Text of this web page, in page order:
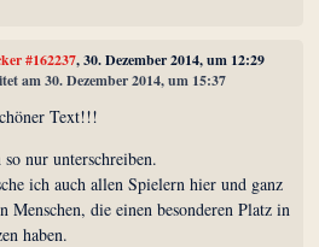
#162237, 30. Dezember 2014, um 12:29
am 30. Dezember 2014, um 15:37
Text!!!
nur unterschreiben.
ich auch allen Spielern hier und ganz
Menschen, die einen besonderen Platz in
haben.